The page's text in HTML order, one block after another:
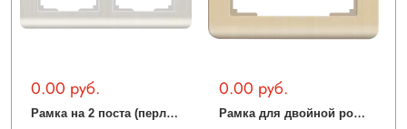
0.00 руб.
Р
амка на 2 поста (перламутровый) WL12-Frame-02
0.00 руб.
Р
амка для двойной розетки (шампань) WL12-Frame-01-DBL